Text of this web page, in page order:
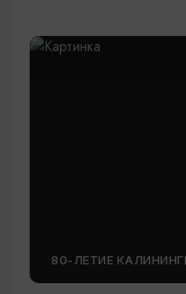
80-ЛЕТИЕ